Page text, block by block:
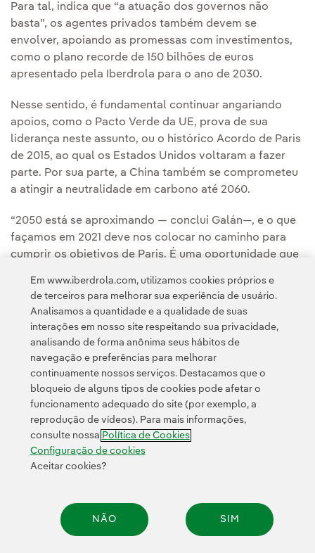
Para tal, indica que “a atuação dos governos não
basta”, os agentes privados também devem se
envolver, apoiando as promessas com investimentos,
como o plano recorde de 150 bilhões de euros
apresentado pela Iberdrola para o ano de 2030.
Nesse sentido, é fundamental continuar angariando
apoios, como o Pacto Verde da UE, prova de sua
liderança neste assunto, ou o histórico Acordo de Paris
de 2015, ao qual os Estados Unidos voltaram a fazer
parte. Por sua parte, a China também se comprometeu
a atingir a neutralidade em carbono até 2060.
“2050 está se aproximando — conclui Galán—, e o que
façamos em 2021 deve nos colocar no caminho para
cumprir os objetivos de Paris. É uma oportunidade que
Contato Clientes Política de Privacidade Informação legal
Política de cookies Configuração de cookies Acessibilidade
Canal de denúncias
© 2026 Iberdrola, S.A. Todos os direitos reservados.
Em www.iberdrola.com, utilizamos cookies próprios e
de terceiros para melhorar sua experiência de usuário.
Analisamos a quantidade e a qualidade de suas
interações em nosso site respeitando sua privacidade,
analisando de forma anônima seus hábitos de
navegação e preferências para melhorar
continuamente nossos serviços. Destacamos que o
bloqueio de alguns tipos de cookies pode afetar o
funcionamento adequado do site (por exemplo, a
reprodução de vídeos). Para mais informações,
consulte nossa Política de Cookies
Configuração de cookies
Aceitar cookies?
NÃO SIM